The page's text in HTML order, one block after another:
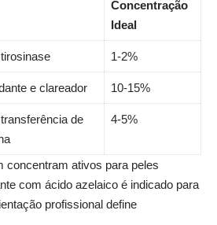
Concentração
Ideal
1-2%
e clareador 10-15%
de
4-5%
concentram ativos para peles
com ácido azelaico é indicado para
profissional define